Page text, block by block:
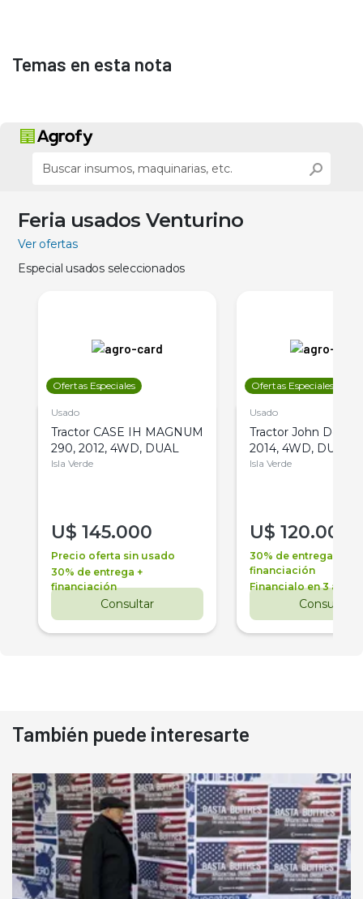
Temas en esta nota
Feria usados Venturino
Ver ofertas
Especial usados seleccionados
Ofertas Especiales
Usado
Tractor CASE IH MAGNUM
290, 2012, 4WD, DUAL
Isla Verde
U$ 145.000
Precio oferta sin usado
30% de entrega +
financiación
Consultar
Ofertas Especiales
Usado
Tractor John Deere
2014, 4WD, DUAL
Isla Verde
U$ 120.000
30% de entrega +
financiación
Financialo en 3 años
Consultar
También puede interesarte